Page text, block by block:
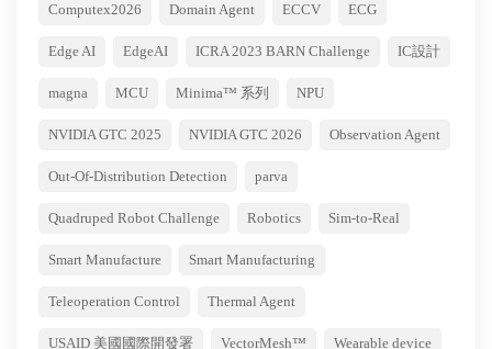
Computex2026 Domain Agent ECCV ECG
Edge AI EdgeAI ICRA 2023 BARN Challenge IC設計
magna MCU Minima™ 系列 NPU
NVIDIA GTC 2025 NVIDIA GTC 2026 Observation Agent
Out-Of-Distribution Detection parva
Quadruped Robot Challenge Robotics Sim-to-Real
Smart Manufacture Smart Manufacturing
Teleoperation Control Thermal Agent
USAID 美國國際開發署 VectorMesh™ Wearable device